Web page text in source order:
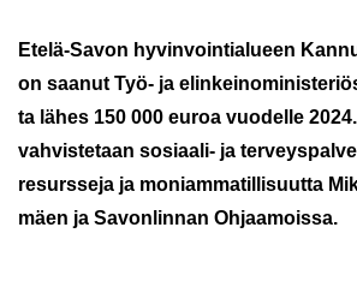
Etelä-​Savon hy­vin­voin­tia­lu­een
on saa­nut Työ- ja
ta lähes 150 000 euroa vuo­del­le 2024.
vah­vis­te­taan sosiaali-​ ja
re­surs­se­ja ja mo­niam­ma­til­li­suut­ta
mäen ja Sa­von­lin­nan Oh­jaa­mois­sa.